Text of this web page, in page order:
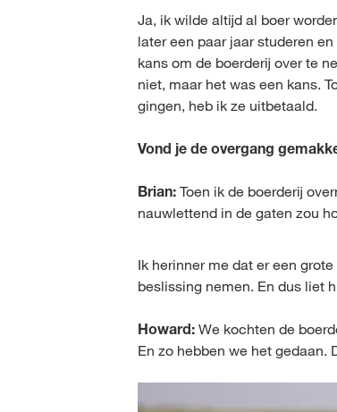
Ja, ik wilde altijd al boer
later een paar jaar studeren
kans om de boerderij over te
niet, maar het was een kans.
gingen, heb ik ze uitbetaald.
Vond je de overgang
Brian: Toen ik de boerderij
nauwlettend in de gaten zou
Ik herinner me dat er een
beslissing nemen. En dus liet
Howard: We kochten de
En zo hebben we het gedaan.